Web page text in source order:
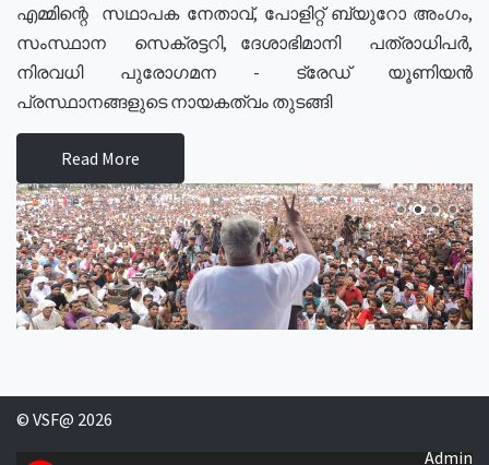
എമ്മിന്റെ സഥാപക നേതാവ്, പോളിറ്റ് ബ്യുറോ അംഗം,
സംസ്ഥാന സെക്രട്ടറി, ദേശാഭിമാനി പത്രാധിപർ,
നിരവധി പുരോഗമന - ട്രേഡ് യൂണിയൻ
പ്രസ്ഥാനങ്ങളുടെ നായകത്വം തുടങ്ങി
Read More
© VSF@ 2026
Admin